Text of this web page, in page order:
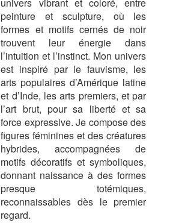
univers vibrant et coloré, entre
peinture et sculpture, où les
formes et motifs cernés de noir
trouvent leur énergie dans
l’intuition et l’instinct. Mon univers
est inspiré par le fauvisme, les
arts populaires d’Amérique latine
et d’Inde, les arts premiers, et par
l’art brut, pour sa liberté et sa
force expressive. Je compose des
figures féminines et des créatures
hybrides, accompagnées de
motifs décoratifs et symboliques,
donnant naissance à des formes
presque totémiques,
reconnaissables dès le premier
regard.